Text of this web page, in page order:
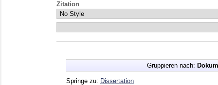
Zitation
Gruppieren nach:
Springe zu: Dissertation